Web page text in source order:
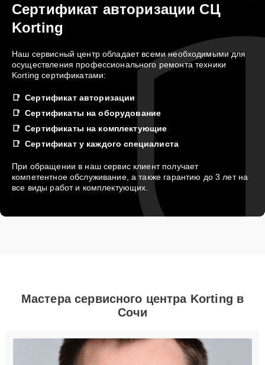
Сертификат авторизации СЦ
Korting
Наш сервисный центр обладает всеми необходимыми для
осуществления профессионального ремонта техники
Korting сертификатами:
Сертификат авторизации
Сертификаты на оборудование
Сертификаты на комплектующие
Сертификат у каждого специалиста
При обращении в наш сервис клиент получает
компетентное обслуживание, а также гарантию до 3 лет на
все виды работ и комплектующих.
Мастера сервисного центра Korting в
Сочи